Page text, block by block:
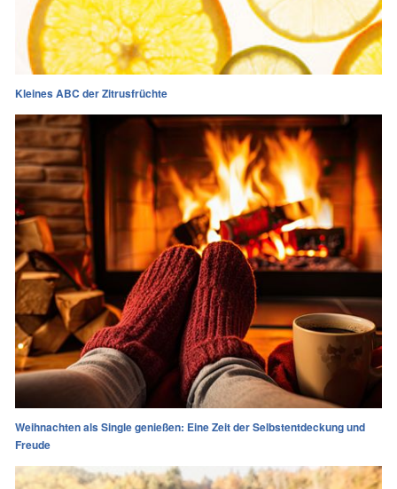
Kleines ABC der Zitrusfrüchte
Weihnachten als Single genießen: Eine Zeit der Selbstentdeckung und
Freude